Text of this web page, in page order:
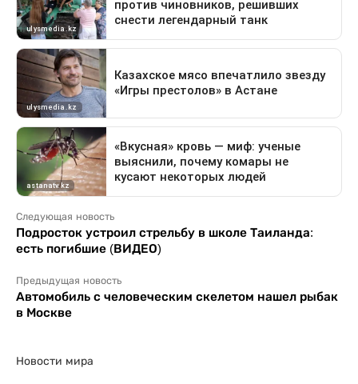
Следующая новость
Подросток устроил стрельбу в школе Таиланда:
есть погибшие (ВИДЕО)
Предыдущая новость
Автомобиль с человеческим скелетом нашел рыбак
в Москве
Новости мира